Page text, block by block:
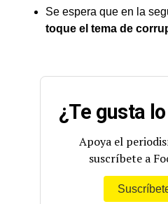
Se espera que en la
toque el tema de
¿Te gusta
Apoya el
suscríbete a